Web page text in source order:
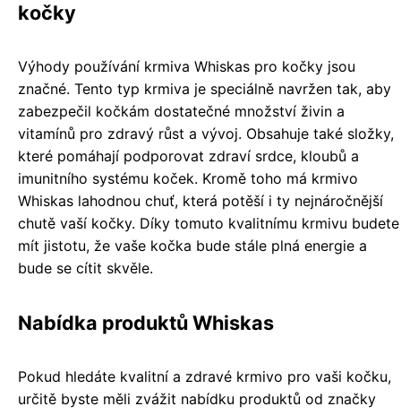
kočky
Výhody používání krmiva Whiskas pro kočky jsou
značné. Tento typ krmiva je speciálně navržen tak, aby
zabezpečil kočkám dostatečné množství živin a
vitamínů pro zdravý růst a vývoj. Obsahuje také složky,
které pomáhají podporovat zdraví srdce, kloubů a
imunitního systému koček. Kromě toho má krmivo
Whiskas lahodnou chuť, která potěší i ty nejnáročnější
chutě vaší kočky. Díky tomuto kvalitnímu krmivu budete
mít jistotu, že vaše kočka bude stále plná energie a
bude se cítit skvěle.
Nabídka produktů Whiskas
Pokud hledáte kvalitní a zdravé krmivo pro vaši kočku,
určitě byste měli zvážit nabídku produktů od značky